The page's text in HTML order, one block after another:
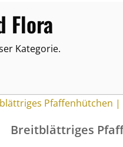
Flora
Kategorie.
Breitblättriges